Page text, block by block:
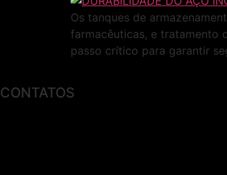
Os tanques de
farmacêuticas, e tratamento
passo crítico para garantir
CONTATOS